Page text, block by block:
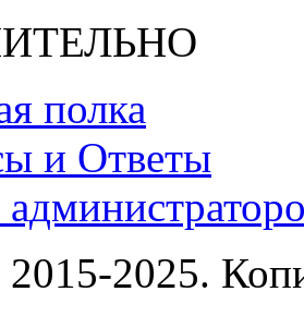
полка
и Ответы
2025.